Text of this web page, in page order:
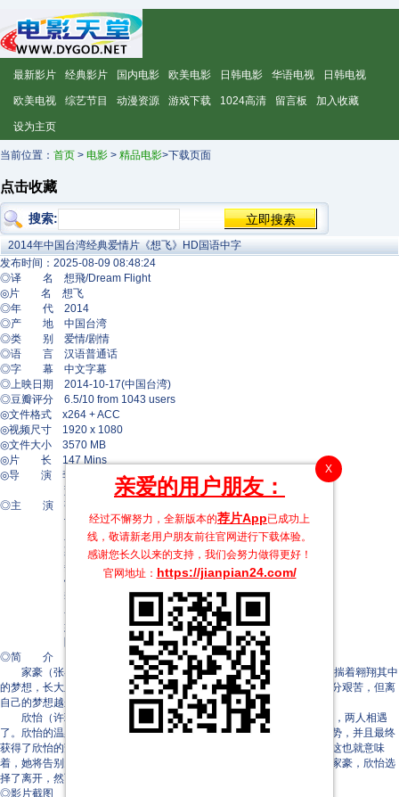
最新影片 经典影片 国内电影 欧美电影 日韩电影 华语电视 日韩电视
欧美电视 综艺节目 动漫资源 游戏下载 1024高清 留言板 加入收藏
设为主页
当前位置： 首页 > 电影 > 精品电影>下载页面
点击收藏
搜索:
X
亲爱的用户朋友：
经过不懈努力，全新版本的荐片App已成功上
线，敬请新老用户朋友前往官网进行下载体验。
感谢您长久以来的支持，我们会努力做得更好！
官网地址： https://jianpian24.com/
2014年中国台湾经典爱情片《想飞》HD国语中字
发布时间：2025-08-09 08:48:24
◎译 名 想飛/Dream Flight
◎片 名 想飞
◎年 代 2014
◎产 地 中国台湾
◎类 别 爱情/剧情
◎语 言 汉语普通话
◎字 幕 中文字幕
◎上映日期 2014-10-17(中国台湾)
◎豆瓣评分 6.5/10 from 1043 users
◎文件格式 x264 + ACC
◎视频尺寸 1920 x 1080
◎文件大小 3570 MB
◎片 长 147 Mins
◎导 演 李岗
萧力修
◎主 演 张睿家
许玮甯
庹宗华
梁正群
姜康哲
钟承翰
李淳
喜翔
姚以缇
◎简 介
家豪（张睿家 饰）从小就对一望无际的天空充满了幻想和渴望，怀揣着翱翔其中
的梦想，长大之后的家豪选择进入了空军学校就读，尽管学习和训练十分艰苦，但离
自己的梦想越来越近的感觉却是这样的妙不可言。
欣怡（许玮宁 饰）和家豪有着同样的梦想，某日，在毕业舞会现场，两人相遇
了。欣怡的温柔和善良让家豪感到心动，他随即对欣怡展开了猛烈的攻势，并且最终
获得了欣怡的芳心。然而，厄运降临了，疾病让欣怡渐渐失去了视力，这也就意味
着，她将告别天空，再也无法实现自己的梦想。为了不拖累前途无量的家豪，欣怡选
择了离开，然而，在欣怡的懦弱和退缩面前，家豪却不愿意放手。
◎影片截图